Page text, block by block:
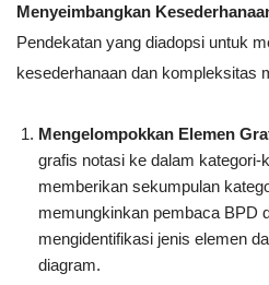
Menyeimbangkan
Pendekatan yang diadopsi untuk
kesederhanaan dan kompleksitas
Mengelompokkan Elemen
grafis notasi ke dalam kategori-
memberikan sekumpulan
memungkinkan pembaca BPD
mengidentifikasi jenis elemen
diagram.